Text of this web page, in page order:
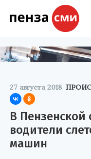
27 августа 2018
В Пензенской
водители
машин